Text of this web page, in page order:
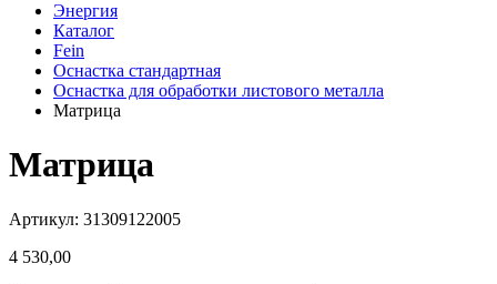
Энергия
Каталог
Fein
Оснастка стандартная
Оснастка для обработки листового металла
Матрица
Матрица
Артикул: 31309122005
4 530,00